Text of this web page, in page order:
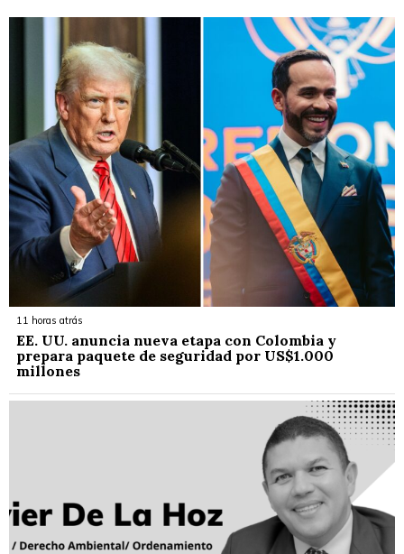
11 horas atrás
EE. UU. anuncia nueva etapa con Colombia y
prepara paquete de seguridad por US$1.000
millones